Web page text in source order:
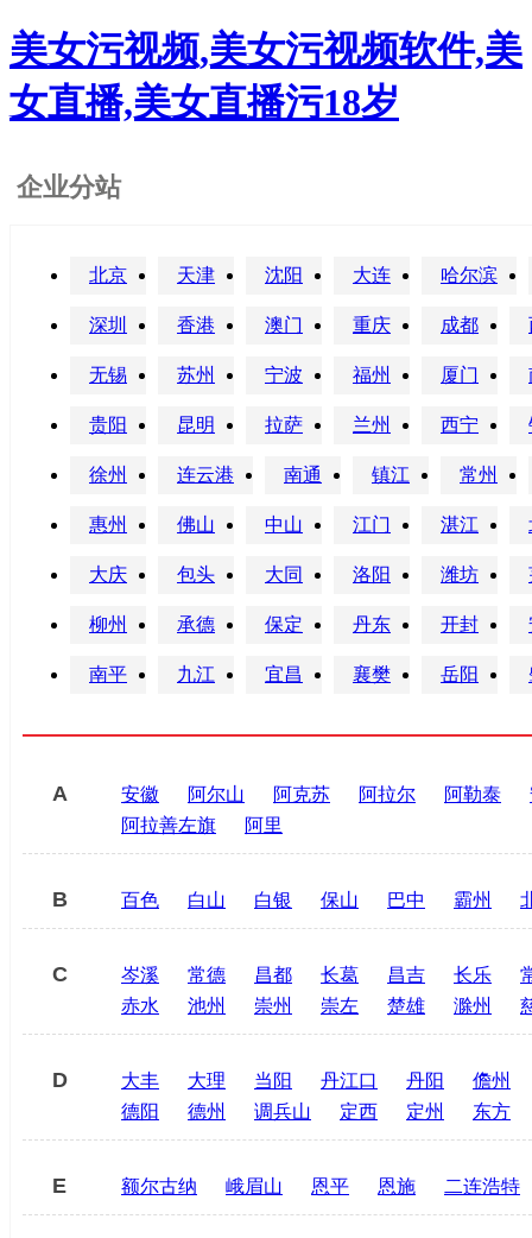
美女污视频,美女污视频软件,美
女直播,美女直播污18岁
企业分站
北京 天津 沈阳 大连 哈尔滨
深圳 香港 澳门 重庆 成都
无锡 苏州 宁波 福州 厦门
贵阳 昆明 拉萨 兰州 西宁
徐州 连云港 南通 镇江 常州
惠州 佛山 中山 江门 湛江
大庆 包头 大同 洛阳 潍坊
柳州 承德 保定 丹东 开封
南平 九江 宜昌 襄樊 岳阳
A 安徽 阿尔山 阿克苏 阿拉尔 阿勒泰
阿拉善左旗
阿里
B 百色 白山 白银 保山 巴中 霸州
C 岑溪 常德 昌都 长葛 昌吉 长乐
赤水
池州 崇州 崇左 楚雄 滁州
D 大丰 大理 当阳 丹江口 丹阳
儋州
德阳
德州 调兵山 定西 定州 东方
E 额尔古纳 峨眉山 恩平 恩施 二连浩特